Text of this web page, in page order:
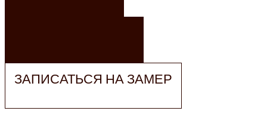
ЗАПИСАТЬСЯ НА ЗАМЕР